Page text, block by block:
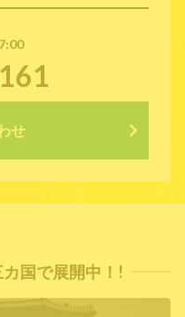
せ
国で展開中！!